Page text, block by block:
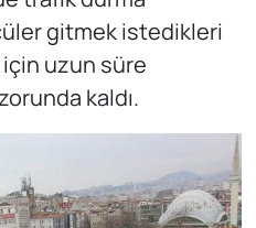
gitmek istedikleri
uzun süre
kaldı.